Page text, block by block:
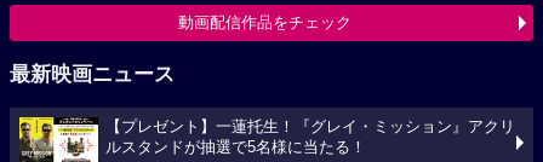
動画配信作品をチェック
最新映画ニュース
【プレゼント】一蓮托生！『グレイ・ミッション』アクリ
ルスタンドが抽選で5名様に当たる！